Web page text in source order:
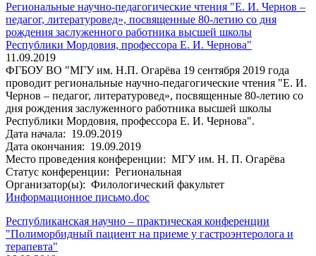
Региональные научно-педагогические чтения "Е. И. Чернов –
педагог, литературовед», посвященные 80-летию со дня
рождения заслуженного работника высшей школы
Республики Мордовия, профессора Е. И. Чернова"
11.09.2019
ФГБОУ ВО "МГУ им. Н.П. Огарёва 19 сентября 2019 года
проводит региональные научно-педагогические чтения "Е. И.
Чернов – педагог, литературовед», посвященные 80-летию со
дня рождения заслуженного работника высшей школы
Республики Мордовия, профессора Е. И. Чернова".
Дата начала: 19.09.2019
Дата окончания: 19.09.2019
Место проведения конференции: МГУ им. Н. П. Огарёва
Статус конференции: Региональная
Организатор(ы): Филологический факультет
Информационное письмо.doc
Республиканская научно – практическая конференции
"Полиморбидный пациент на приеме у гастроэнтеролога и
терапевта"